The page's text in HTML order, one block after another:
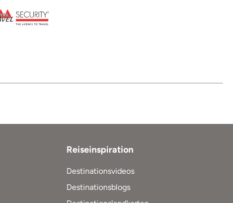
Reiseinspiration
Destinationsvideos
Destinationsblogs